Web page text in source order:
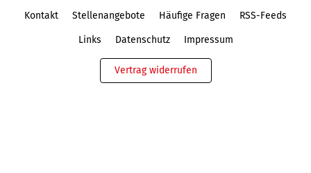
Kontakt Stellenangebote Häufige Fragen RSS-Feeds
Links Datenschutz Impressum
Vertrag widerrufen